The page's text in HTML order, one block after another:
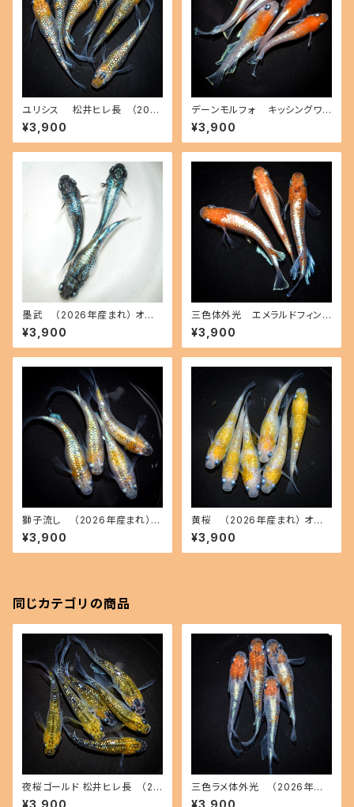
ユリシス 松井ヒレ長 （202
6年産まれ） オス2 メス4(現物
出品) ikahoff A-0728-5146
0-a
¥3,900
デーンモルフォ キッシングワイ
ドフィン（2026年産まれ） オス3
メス2(現物出品) ikahoff B-0
807-51574-a
¥3,900
墨武 （2026年産まれ） オス2
メス1(現物出品) ikahoff A-07
21-51380-a
¥3,900
三色体外光 エメラルドフィン
（2026年産まれ） オス1 メス2
(現物出品) ikahoff C-0809-
51605-a
¥3,900
獅子流し （2026年産まれ）
オス2 メス2(現物出品) ikahoff
C-0727-51447-a
¥3,900
黄桜 （2026年産まれ） オス3
メス3(現物出品) ikahoff A-0
726-51429-a
¥3,900
同じカテゴリの商品
夜桜ゴールド 松井ヒレ長 （20
26年産まれ） オス3 メス3(現物
¥3,900
三色ラメ体外光 （2026年産
まれ） オス2 メス2(現物出品) ik
¥3,900